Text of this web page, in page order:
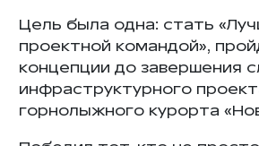
Цель была одна: стать
проектной командой»,
концепции до завершения
инфраструктурного
горнолыжного курорта